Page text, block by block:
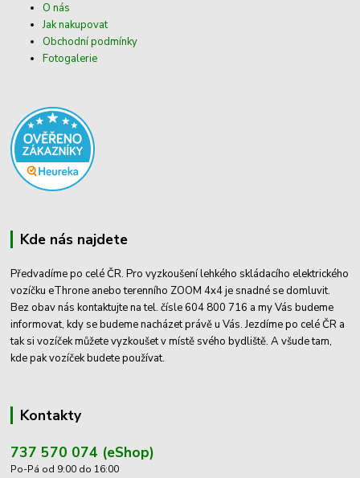
O nás
Jak nakupovat
Obchodní podmínky
Fotogalerie
Kde nás najdete
Předvadíme po celé ČR. Pro vyzkoušení lehkého skládacího elektrického
vozíčku eThrone anebo terenního ZOOM 4x4 je snadné se domluvit.
Bez obav nás kontaktujte na tel. čísle 604 800 716 a my Vás budeme
informovat, kdy se budeme nacházet právě u Vás. Jezdíme po celé ČR a
tak si vozíček můžete vyzkoušet v místě svého bydliště. A všude tam,
kde pak vozíček budete používat.
Kontakty
737 570 074 (eShop)
Po-Pá od 9:00 do 16:00